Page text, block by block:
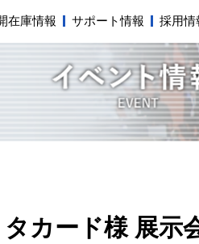
在庫情報 サポート情報 採用情
カード様 展示